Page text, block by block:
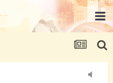
https://pasport-ua.com/
VPN сайт и форум